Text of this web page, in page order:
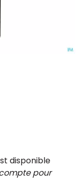
disponible
pour